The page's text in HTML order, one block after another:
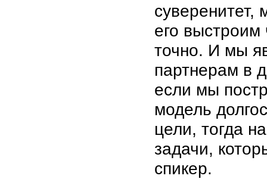
его выстроим
точно. И мы
партнерам в
если мы
модель
цели, тогда
задачи,
спикер.